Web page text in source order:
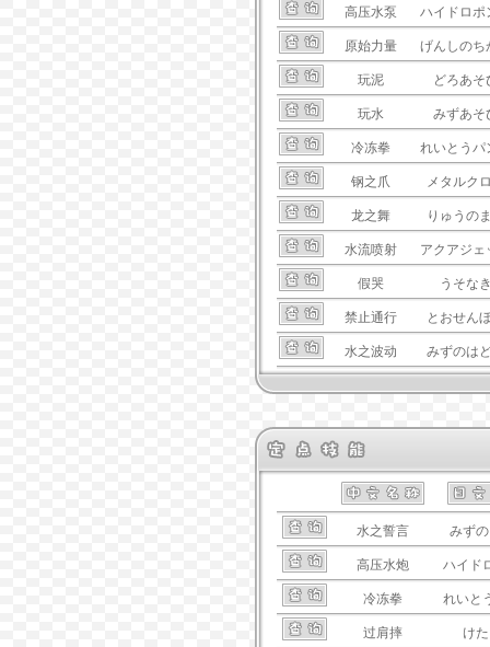
高压水泵 ハイドロポ
原始力量 げんしのち
玩泥 どろあそ
玩水 みずあそ
冷冻拳 れいとうパ
钢之爪 メタルク
龙之舞 りゅうの
水流喷射 アクアジェ
假哭 うそな
禁止通行 とおせん
水之波动 みずのは
水之誓言 みず
高压水炮 ハイド
冷冻拳 れいと
过肩摔 け